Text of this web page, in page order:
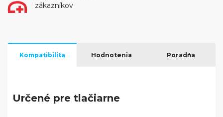
zákazníkov
Kompatibilita Hodnotenia Poradňa
Určené pre tlačiarne